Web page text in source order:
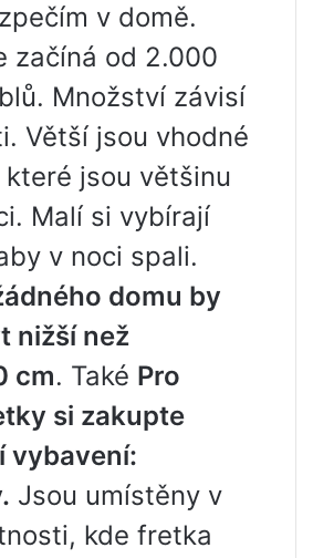
v domě.
začíná od 2.000
Množství závisí
Větší jsou vhodné
jsou většinu
Malí si vybírají
v noci spali.
domu by
nižší než
cm. Také Pro
si zakupte
vybavení:
Jsou umístěny v
kde fretka